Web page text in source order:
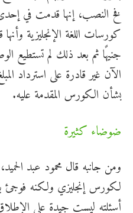
فخ النصب، إنها قدمت في
جنيهًا ثم بعد ذلك لم تستطيع
الآن غير قادرة على استرداد
بشأن الكورس المقدمة عليه.
ضوضاء كثيرة
لكورس إنجليزي ولكنه فوجئ
أسئلته ليست جيدة على